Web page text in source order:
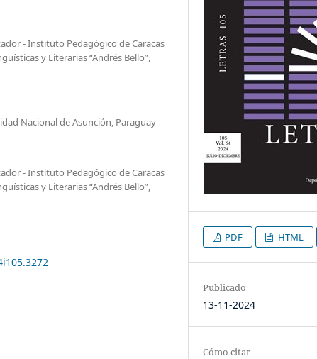
- Instituto Pedagógico de Caracas
y Literarias “Andrés Bello”,
Nacional de Asunción, Paraguay
- Instituto Pedagógico de Caracas
y Literarias “Andrés Bello”,
PDF HTML
Publicado
13-11-2024
Cómo citar